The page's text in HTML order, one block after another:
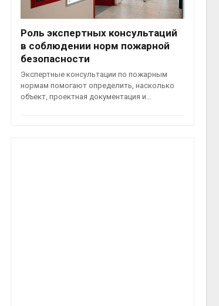
Роль экспертных консультаций
в соблюдении норм пожарной
безопасности
Экспертные консультации по пожарным
нормам помогают определить, насколько
объект, проектная документация и…